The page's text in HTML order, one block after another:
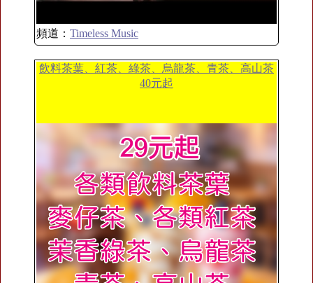
頻道： Timeless Music
飲料茶葉、紅茶、綠茶、烏龍茶、青茶、高山茶
40元起